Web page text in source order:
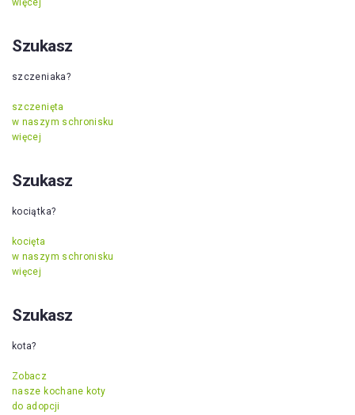
więcej
Szukasz
szczeniaka?
szczenięta
w naszym schronisku
więcej
Szukasz
kociątka?
kocięta
w naszym schronisku
więcej
Szukasz
kota?
Zobacz
nasze kochane koty
do adopcji